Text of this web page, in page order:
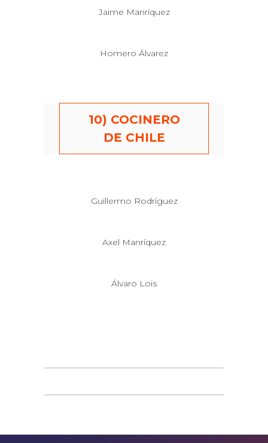
Jaime Manríquez
Homero Álvarez
10) COCINERO
DE CHILE
Guillermo Rodríguez
Axel Manríquez
Álvaro Lois